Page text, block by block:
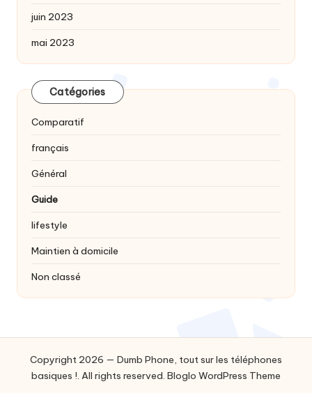
juin 2023
mai 2023
Catégories
Comparatif
français
Général
Guide
lifestyle
Maintien à domicile
Non classé
Copyright 2026 — Dumb Phone, tout sur les téléphones
basiques !. All rights reserved. Bloglo WordPress Theme